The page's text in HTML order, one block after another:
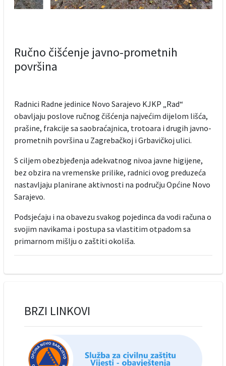
Ručno čišćenje javno-prometnih
površina
Radnici Radne jedinice Novo Sarajevo KJKP „Rad“
obavljaju poslove ručnog čišćenja najvećim dijelom lišća,
prašine, frakcije sa saobraćajnica, trotoara i drugih javno-
prometnih površina u Zagrebačkoj i Grbavičkoj ulici.
S ciljem obezbjeđenja adekvatnog nivoa javne higijene,
bez obzira na vremenske prilike, radnici ovog preduzeća
nastavljaju planirane aktivnosti na području Općine Novo
Sarajevo.
Podsjećaju i na obavezu svakog pojedinca da vodi računa o
svojim navikama i postupa sa vlastitim otpadom sa
primarnom mišlju o zaštiti okoliša.
BRZI LINKOVI